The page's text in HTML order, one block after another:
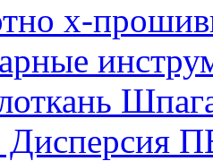
х-
Дисперсия